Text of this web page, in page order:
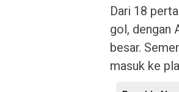
Dari 18
gol, dengan
besar.
masuk ke